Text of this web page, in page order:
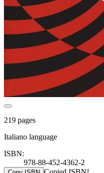
219 pages
Italiano language
ISBN:
978-88-452-4362-2